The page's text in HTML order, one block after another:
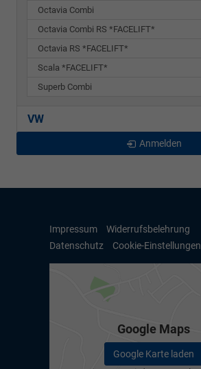
Octavia Combi
Octavia Combi RS *FACELIFT*
Octavia RS *FACELIFT*
Scala *FACELIFT*
Superb Combi
VW
Anmelden
Impressum
Widerrufsbelehrung
Datenschutz
Cookie-Einstellungen
Google Maps
Google Karte laden